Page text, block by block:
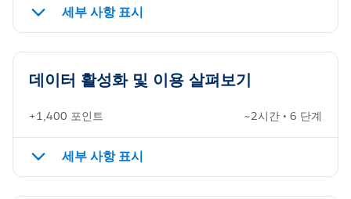
세부 사항 표시
데이터 활성화 및 이용 살펴보기
+1,400 포인트 ~2시간 • 6 단계
세부 사항 표시